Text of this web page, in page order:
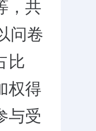
，共
问卷
比
权得
与受